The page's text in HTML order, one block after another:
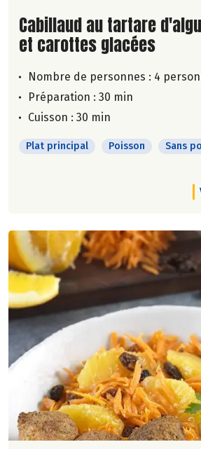
Lire la suite de la recette
Cabillaud au tartare
et carottes glacées
Nombre de personnes : 4
Préparation : 30 min
Cuisson : 30 min
Plat principal Poisson Sans